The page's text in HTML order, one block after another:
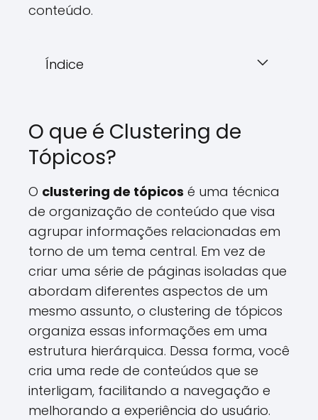
conteúdo.
Índice
O que é Clustering de
Tópicos?
O clustering de tópicos é uma técnica
de organização de conteúdo que visa
agrupar informações relacionadas em
torno de um tema central. Em vez de
criar uma série de páginas isoladas que
abordam diferentes aspectos de um
mesmo assunto, o clustering de tópicos
organiza essas informações em uma
estrutura hierárquica. Dessa forma, você
cria uma rede de conteúdos que se
interligam, facilitando a navegação e
melhorando a experiência do usuário.